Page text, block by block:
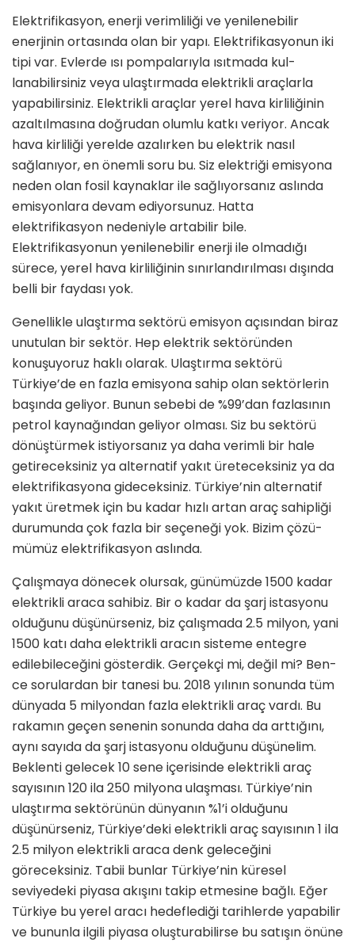
Elektrifikasyon, enerji verimliliği ve yenilenebilir
enerjinin ortasında olan bir yapı. Elektrifikasyonun iki
tipi var. Evlerde ısı pompalarıyla ısıtmada kul­
lanabilirsiniz veya ulaştırmada elekt­rikli araçlarla
yapabilirsiniz. Elektrikli araçlar yerel hava kirliliğinin
azaltılma­sına doğrudan olumlu katkı veriyor. Ancak
hava kirliliği yerelde azalırken bu elektrik nasıl
sağlanıyor, en önemli soru bu. Siz elektriği emisyona
neden olan fosil kaynaklar ile sağlıyorsanız as­lında
emisyonlara devam ediyorsunuz. Hatta
elektrifikasyon nedeniyle artabi­lir bile.
Elektrifikasyonun yenilenebilir enerji ile olmadığı
sürece, yerel hava kirliliğinin sınırlandırılması dışında
belli bir faydası yok.
Genellikle ulaştırma sektörü emisyon açısından biraz
unutulan bir sektör. Hep elektrik sektöründen
konuşu­yoruz haklı olarak. Ulaştırma sektörü
Türkiye’de en fazla emisyona sahip olan sektörlerin
başında geliyor. Bunun sebebi de %99’dan fazlasının
petrol kaynağından geliyor olması. Siz bu sek­törü
dönüştürmek istiyorsanız ya daha verimli bir hale
getireceksiniz ya alter­natif yakıt üreteceksiniz ya da
elekt­rifikasyona gideceksiniz. Türkiye’nin alternatif
yakıt üretmek için bu kadar hızlı artan araç sahipliği
durumunda çok fazla bir seçeneği yok. Bizim çözü­
mümüz elektrifikasyon aslında.
Çalışmaya dönecek olursak, günümüz­de 1500 kadar
elektrikli araca sahibiz. Bir o kadar da şarj istasyonu
olduğu­nu düşünürseniz, biz çalışmada 2.5 milyon, yani
1500 katı daha elektrikli aracın sisteme entegre
edilebileceğini gösterdik. Gerçekçi mi, değil mi? Ben­
ce sorulardan bir tanesi bu. 2018 yılının sonunda tüm
dünyada 5 milyondan faz­la elektrikli araç vardı. Bu
rakamın ge­çen senenin sonunda daha da arttığını,
aynı sayıda da şarj istasyonu olduğunu düşünelim.
Beklenti gelecek 10 sene içerisinde elektrikli araç
sayısının 120 ila 250 milyona ulaşması. Türkiye’nin
ulaştırma sektörünün dünyanın %1’i olduğunu
düşünürseniz, Türkiye’deki elektrikli araç sayısının 1 ila
2.5 mil­yon elektrikli araca denk geleceğini
göreceksiniz. Tabii bunlar Türkiye’nin küresel
seviyedeki piyasa akışını takip etmesine bağlı. Eğer
Türkiye bu yerel aracı hedeflediği tarihlerde yapabilir
ve bununla ilgili piyasa oluşturabilirse bu satışın önüne